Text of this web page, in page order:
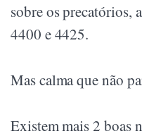
sobre os precatórios,
4400 e 4425.
Mas calma que não
Existem mais 2 boas